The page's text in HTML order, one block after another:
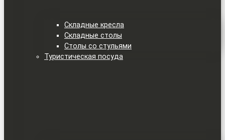
Складные кресла
Складные столы
Столы со стульями
Туристическая посуда